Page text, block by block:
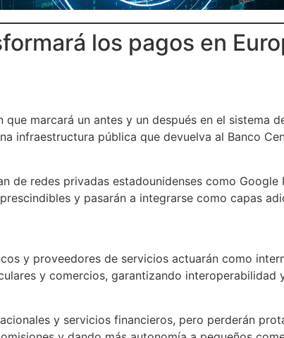
los pagos en
marcará un antes y un después en el sistema
infraestructura pública que devuelva al Banco
redes privadas estadounidenses como
y pasarán a integrarse como capas
y proveedores de servicios actuarán como
y comercios, garantizando
y servicios financieros, pero perderán